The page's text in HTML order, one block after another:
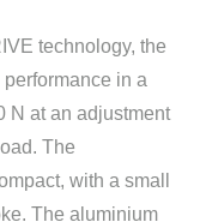
technology, the
in a
N at an adjustment
The
with a small
The aluminium